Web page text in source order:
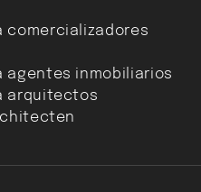
comercializadores
agentes inmobiliarios
arquitectos